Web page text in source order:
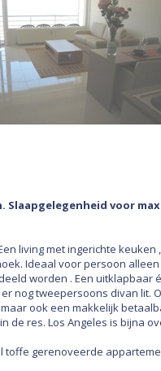
voor
living met ingerichte
Ideaal voor persoon
worden . Een uitklapbaar
nog tweepersoons divan lit.
ook een makkelijk
de res. Los Angeles is bijna
toffe gerenoveerde